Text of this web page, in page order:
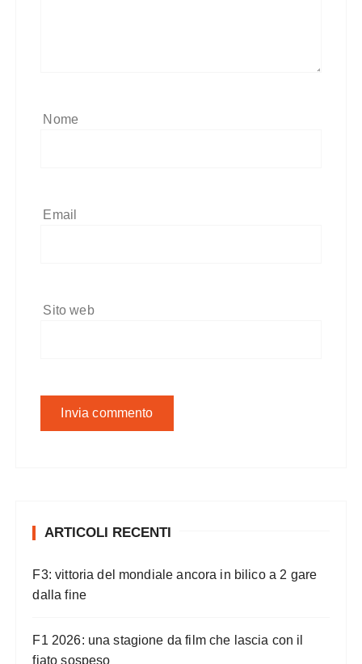
Nome
Email
Sito web
ARTICOLI RECENTI
F3: vittoria del mondiale ancora in bilico a 2 gare
dalla fine
F1 2026: una stagione da film che lascia con il
fiato sospeso